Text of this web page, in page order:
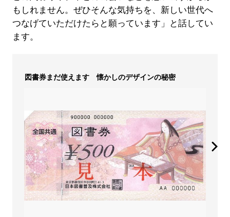
もしれません。ぜひそんな気持ちを、新しい世代へ
つなげていただけたらと願っています」と話してい
ます。
図書券まだ使えます 懐かしのデザインの秘密